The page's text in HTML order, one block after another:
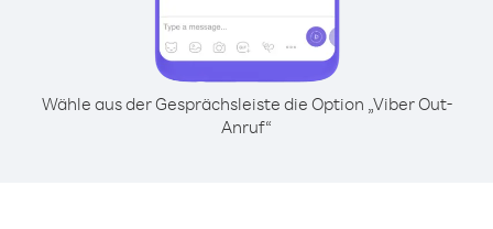
Wähle aus der Gesprächsleiste die Option „Viber Out-
Anruf“